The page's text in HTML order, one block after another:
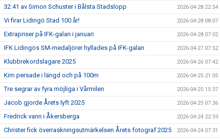
32:41 av Simon Schuster i Bålsta Stadslopp 2026-04-28 22:54
Vi firar Lidingö Stad 100 år! 2026-04-28 08:07
Extrapriser på IFK-galan i januari 2026-04-28 07:02
IFK Lidingös SM-medaljörer hyllades på IFK-galan 2026-04-27 07:52
Klubbrekordslagare 2025 2026-04-26 07:42
Kim persade i längd och på 100m 2026-04-25 21:05
Tre segrar av fyra möjliga i Vårmilen 2026-04-25 15:37
Jacob gjorde Årets lyft 2025 2026-04-25 07:36
Fredrick vann i Åkersberga 2026-04-24 22:59
Christer fick överraskningsutmärkelsen Årets fotograf 2025 2026-04-24 07:31